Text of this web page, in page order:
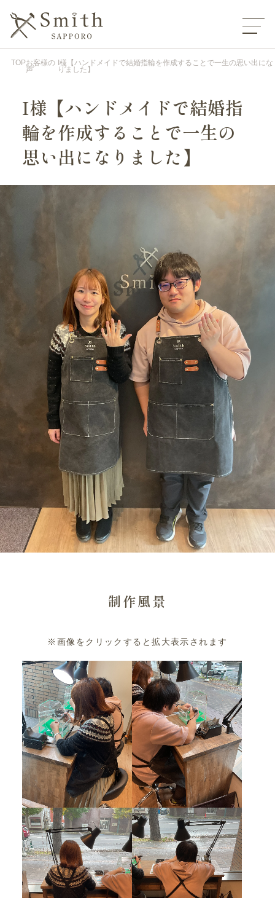
TOPお客様の
声
I様【ハンドメイドで結婚指輪を作成することで一生の思い出にな
りました】
I様【ハンドメイドで結婚指
輪を作成することで一生の
思い出になりました】
制作風景
※画像をクリックすると拡大表示されます